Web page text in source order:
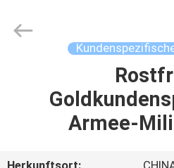
PRODUKTE
Copyright
Armee-